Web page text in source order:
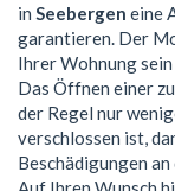
in Seebergen eine
garantieren. Der
Ihrer Wohnung sein
Das Öffnen einer
der Regel nur
verschlossen ist,
Beschädigungen